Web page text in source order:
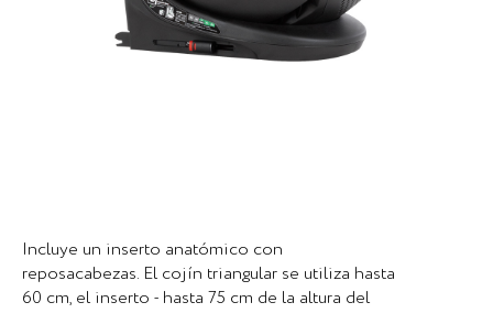
Incluye un inserto anatómico con
reposacabezas. El cojín triangular se utiliza hasta
60 cm, el inserto - hasta 75 cm de la altura del